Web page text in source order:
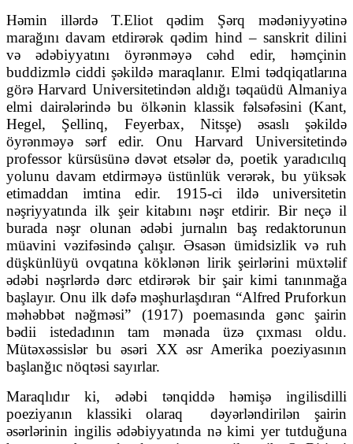
Həmin illərdə T.Eliot qədim Şərq mədəniyyətinə
marağını davam etdirərək qədim hind – sanskrit dilini
və ədəbiyyatını öyrənməyə cəhd edir, həmçinin
buddizmlə ciddi şəkildə maraqlanır. Elmi tədqiqatlarına
görə Harvard Universitetindən aldığı təqaüdü Almaniya
elmi dairələrində bu ölkənin klassik fəlsəfəsini (Kant,
Hegel, Şellinq, Feyerbax, Nitsşe) əsaslı şəkildə
öyrənməyə sərf edir. Onu Harvard Universitetində
professor kürsüsünə dəvət etsələr də, poetik yaradıcılıq
yolunu davam etdirməyə üstünlük verərək, bu yüksək
etimaddan imtina edir. 1915-ci ildə universitetin
nəşriyyatında ilk şeir kitabını nəşr etdirir. Bir neçə il
burada nəşr olunan ədəbi jurnalın baş redaktorunun
müavini vəzifəsində çalışır. Əsasən ümidsizlik və ruh
düşkünlüyü ovqatına köklənən lirik şeirlərini müxtəlif
ədəbi nəşrlərdə dərc etdirərək bir şair kimi tanınmağa
başlayır. Onu ilk dəfə məşhurlaşdıran “Alfred Pruforkun
məhəbbət nəğməsi” (1917) poemasında gənc şairin
bədii istedadının tam mənada üzə çıxması oldu.
Mütəxəssislər bu əsəri XX əsr Amerika poeziyasının
başlanğıc nöqtəsi sayırlar.
Maraqlıdır ki, ədəbi tənqiddə həmişə ingilisdilli
poeziyanın klassiki olaraq
dəyərləndirilən şairin
əsərlərinin ingilis ədəbiyyatında nə kimi yer tutduğuna